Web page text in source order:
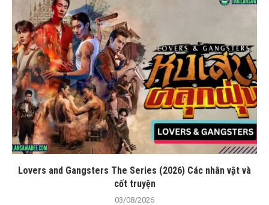
Lovers and Gangsters The Series (2026) Các nhân vật và
cốt truyện
03/08/2026